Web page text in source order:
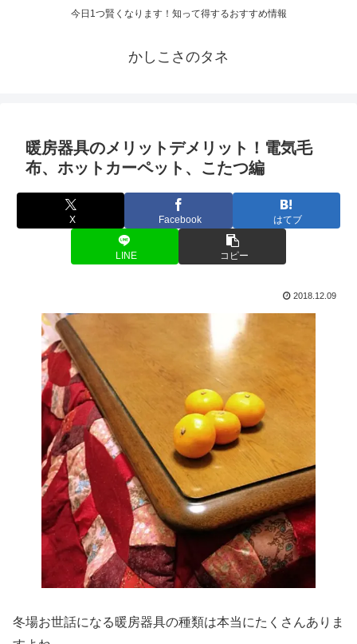
今日1つ賢くなります！知って得するおすすめ情報
かしこさのタネ
暖房器具のメリットデメリット！電気毛
布、ホットカーペット、こたつ編
X Facebook はてブ
LINE コピー
2018.12.09
冬場お世話になる暖房器具の種類は本当にたくさんありま